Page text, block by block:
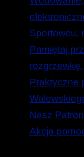
Sportowcu,
Pamiętaj
rozgrzewkę.
Praktyczne
Nasz
Akcja